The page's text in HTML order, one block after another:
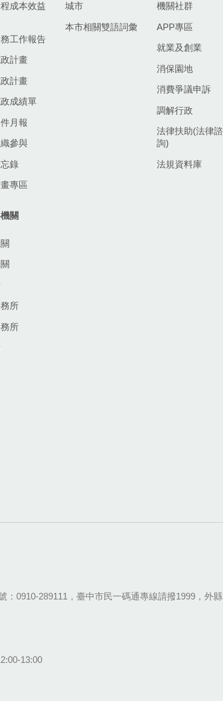
成本效益
工作報告
計畫
計畫
成績單
月報
參與
錄
專區
城市
本市相關雙語詞彙
機關社群
APP專區
就業及創業
消保園地
消費爭議申訴
調解行政
法律扶助(法律諮
詢)
法規資料庫
關
所
所
：0910-289111，臺中市民一碼通專線請撥1999，外
13:00